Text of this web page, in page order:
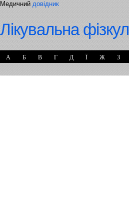
Медичний довідник
Лікувальна
А Б В Г Д Ї Ж З